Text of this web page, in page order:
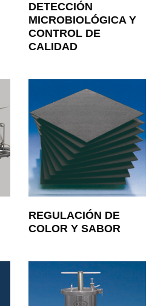
DETECCIÓN
MICROBIOLÓGICA Y
CONTROL DE
CALIDAD
REGULACIÓN DE
COLOR Y SABOR